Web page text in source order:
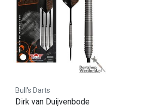
Bull's Darts
Dirk van Duijvenbode